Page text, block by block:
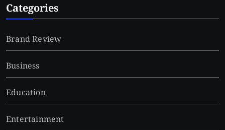
Categories
Brand Review
Business
Education
Entertainment